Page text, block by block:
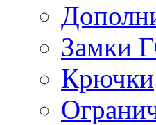
Замки
Крючки